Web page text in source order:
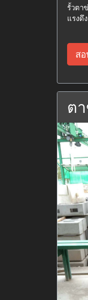
รั้วตา
แรงดึ
ส
ต